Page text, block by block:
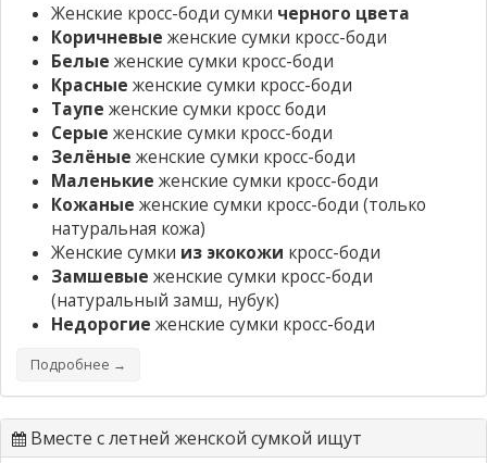
Женские кросс-боди сумки черного цвета
Коричневые женские сумки кросс-боди
Белые женские сумки кросс-боди
Красные женские сумки кросс-боди
Таупе женские сумки кросс боди
Серые женские сумки кросс-боди
Зелёные женские сумки кросс-боди
Маленькие женские сумки кросс-боди
Кожаные женские сумки кросс-боди (только
натуральная кожа)
Женские сумки из экокожи кросс-боди
Замшевые женские сумки кросс-боди
(натуральный замш, нубук)
Недорогие женские сумки кросс-боди
Подробнее →
Вместе с летней женской сумкой ищут